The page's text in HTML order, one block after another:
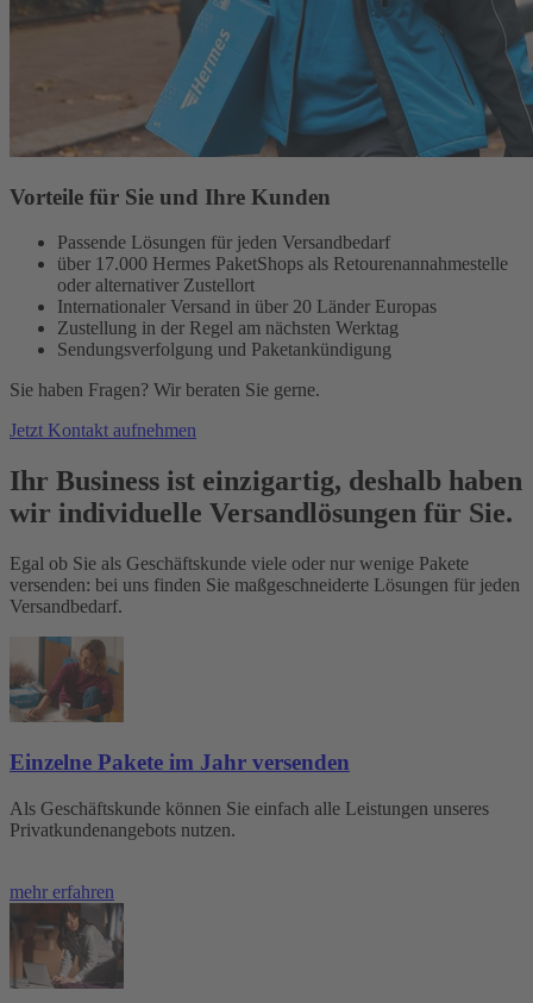
Vorteile für Sie und Ihre Kunden
Passende Lösungen für jeden Versandbedarf
über 17.000 Hermes PaketShops als Retourenannahmestelle
oder alternativer Zustellort
Internationaler Versand in über 20 Länder Europas
Zustellung in der Regel am nächsten Werktag
Sendungsverfolgung und Paketankündigung
Sie haben Fragen? Wir beraten Sie gerne.
Jetzt Kontakt aufnehmen
Ihr Business ist einzigartig, deshalb haben
wir individuelle Versandlösungen für Sie.
Egal ob Sie als Geschäftskunde viele oder nur wenige Pakete
versenden: bei uns finden Sie maßgeschneiderte Lösungen für jeden
Versandbedarf.
Einzelne Pakete im Jahr versenden
Als Geschäftskunde können Sie einfach alle Leistungen unseres
Privatkundenangebots nutzen.
mehr erfahren